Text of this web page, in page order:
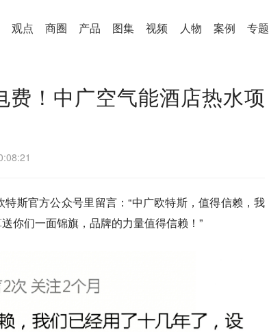
观点 商圈 产品 图集 视频 人物 案例 专题
！中广空气能酒店热水项
斯官方公众号里留言：“中广欧特斯，值得信赖，我
你们一面锦旗，品牌的力量值得信赖！”